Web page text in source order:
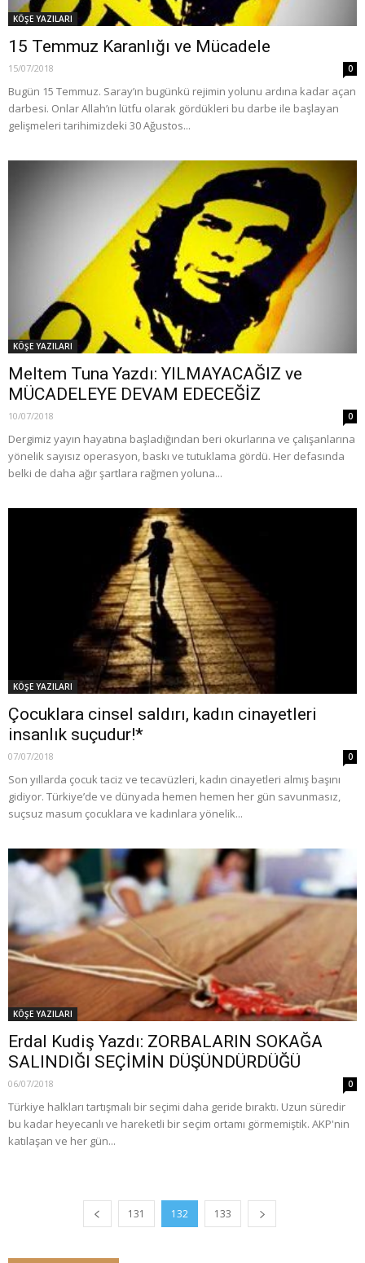
KÖŞE YAZILARI
15 Temmuz Karanlığı ve Mücadele
15/07/2018 0
Bugün 15 Temmuz. Saray’ın bugünkü rejimin yolunu ardına kadar açan
darbesi. Onlar Allah’ın lütfu olarak gördükleri bu darbe ile başlayan
gelişmeleri tarihimizdeki 30 Ağustos...
KÖŞE YAZILARI
Meltem Tuna Yazdı: YILMAYACAĞIZ ve
MÜCADELEYE DEVAM EDECEĞİZ
10/07/2018 0
Dergimiz yayın hayatına başladığından beri okurlarına ve çalışanlarına
yönelik sayısız operasyon, baskı ve tutuklama gördü. Her defasında
belki de daha ağır şartlara rağmen yoluna...
KÖŞE YAZILARI
Çocuklara cinsel saldırı, kadın cinayetleri
insanlık suçudur!*
07/07/2018 0
Son yıllarda çocuk taciz ve tecavüzleri, kadın cinayetleri almış başını
gidiyor. Türkiye’de ve dünyada hemen hemen her gün savunmasız,
suçsuz masum çocuklara ve kadınlara yönelik...
KÖŞE YAZILARI
Erdal Kudiş Yazdı: ZORBALARIN SOKAĞA
SALINDIĞI SEÇİMİN DÜŞÜNDÜRDÜĞÜ
06/07/2018 0
Türkiye halkları tartışmalı bir seçimi daha geride bıraktı. Uzun süredir
bu kadar heyecanlı ve hareketli bir seçim ortamı görmemiştik. AKP'nin
katılaşan ve her gün...
131 132 133